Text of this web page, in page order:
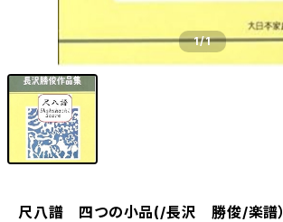
1/1
尺八譜 四つの小品(/長沢 勝俊/楽譜）